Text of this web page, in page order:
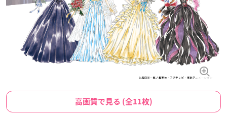
高画質で見る (全11枚)